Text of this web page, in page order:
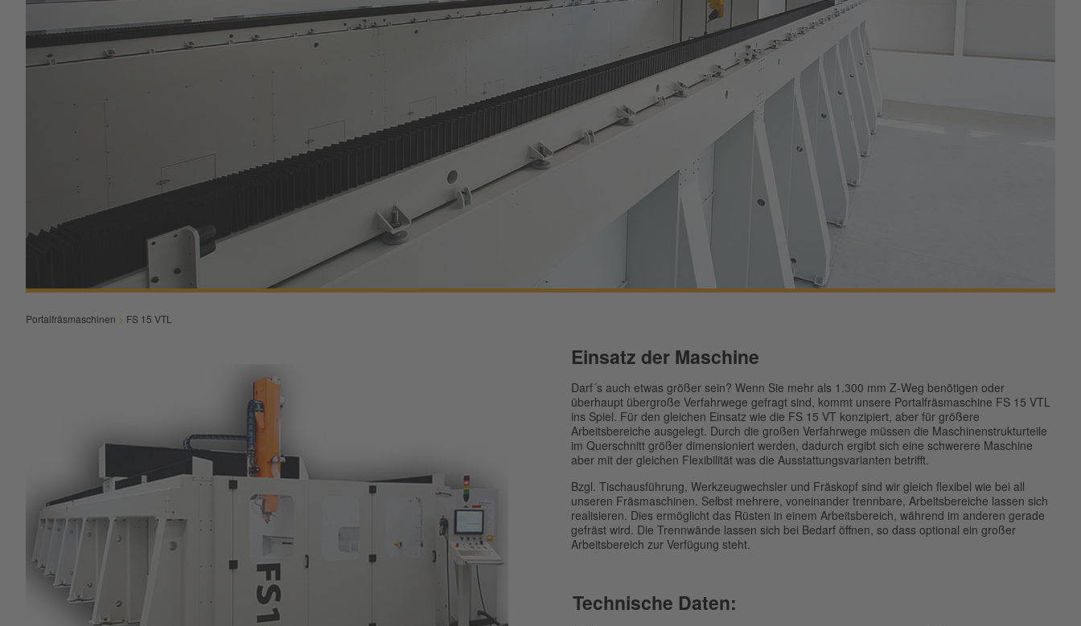
Portalfräsmaschinen > FS 15 VTL
Einsatz der Maschine
Darf´s auch etwas größer sein? Wenn Sie mehr als 1.300 mm Z-Weg benötigen oder
überhaupt übergroße Verfahrwege gefragt sind, kommt unsere Portalfräsmaschine FS 15 VTL
ins Spiel. Für den gleichen Einsatz wie die FS 15 VT konzipiert, aber für größere
Arbeitsbereiche ausgelegt. Durch die großen Verfahrwege müssen die Maschinenstrukturteile
im Querschnitt größer dimensioniert werden, dadurch ergibt sich eine schwerere Maschine
aber mit der gleichen Flexibilität was die Ausstattungsvarianten betrifft.
Bzgl. Tischausführung, Werkzeugwechsler und Fräskopf sind wir gleich flexibel wie bei all
unseren Fräsmaschinen. Selbst mehrere, voneinander trennbare, Arbeitsbereiche lassen sich
realisieren. Dies ermöglicht das Rüsten in einem Arbeitsbereich, während im anderen gerade
gefräst wird. Die Trennwände lassen sich bei Bedarf öffnen, so dass optional ein großer
Arbeitsbereich zur Verfügung steht.
Technische Daten: